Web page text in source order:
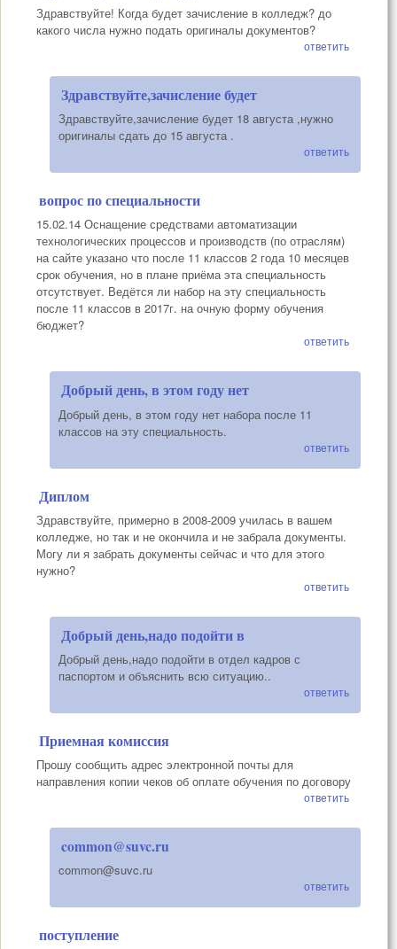
Здравствуйте! Когда будет зачисление в колледж? до
какого числа нужно подать оригиналы документов?
ответить
Здравствуйте,зачисление будет
Здравствуйте,зачисление будет 18 августа ,нужно
оригиналы сдать до 15 августа .
ответить
вопрос по специальности
15.02.14 Оснащение средствами автоматизации
технологических процессов и производств (по отраслям)
на сайте указано что после 11 классов 2 года 10 месяцев
срок обучения, но в плане приёма эта специальность
отсутствует. Ведётся ли набор на эту специальность
после 11 классов в 2017г. на очную форму обучения
бюджет?
ответить
Добрый день, в этом году нет
Добрый день, в этом году нет набора после 11
классов на эту специальность.
ответить
Диплом
Здравствуйте, примерно в 2008-2009 училась в вашем
колледже, но так и не окончила и не забрала документы.
Могу ли я забрать документы сейчас и что для этого
нужно?
ответить
Добрый день,надо подойти в
Добрый день,надо подойти в отдел кадров с
паспортом и объяснить всю ситуацию..
ответить
Приемная комиссия
Прошу сообщить адрес электронной почты для
направления копии чеков об оплате обучения по договору
ответить
common@suvc.ru
common@suvc.ru
ответить
поступление